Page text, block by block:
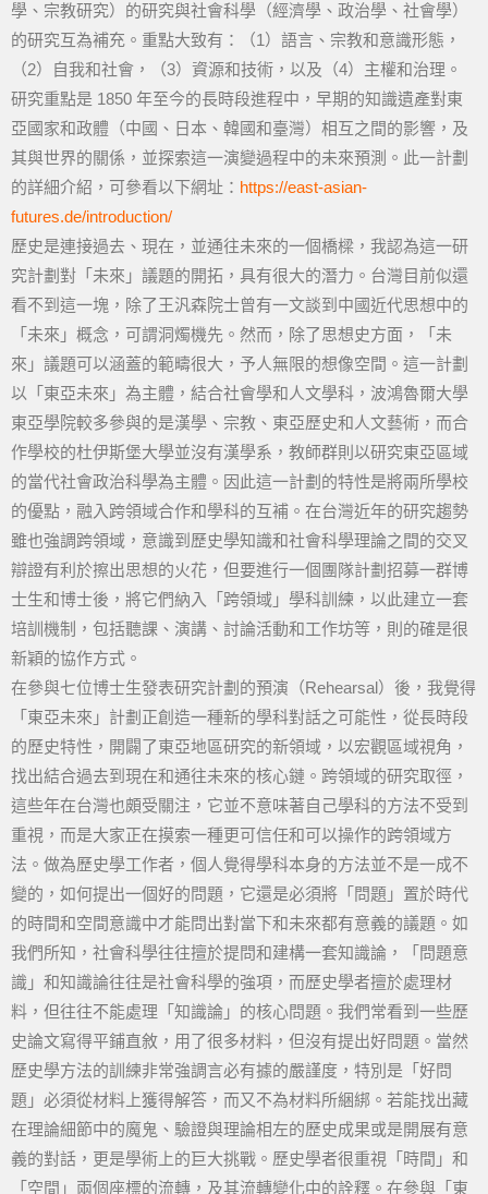
學、宗教研究）的研究與社會科學（經濟學、政治學、社會學）
的研究互為補充。重點大致有：（1）語言、宗教和意識形態，
（2）自我和社會，（3）資源和技術，以及（4）主權和治理。
研究重點是 1850 年至今的長時段進程中，早期的知識遺產對東
亞國家和政體（中國、日本、韓國和臺灣）相互之間的影響，及
其與世界的關係，並探索這一演變過程中的未來預測。此一計劃
的詳細介紹，可參看以下網址： https://east-asian-
futures.de/introduction/
歷史是連接過去、現在，並通往未來的一個橋樑，我認為這一研
究計劃對「未來」議題的開拓，具有很大的潛力。台灣目前似還
看不到這一塊，除了王汎森院士曾有一文談到中國近代思想中的
「未來」概念，可謂洞燭機先。然而，除了思想史方面，「未
來」議題可以涵蓋的範疇很大，予人無限的想像空間。這一計劃
以「東亞未來」為主體，結合社會學和人文學科，波鴻魯爾大學
東亞學院較多參與的是漢學、宗教、東亞歷史和人文藝術，而合
作學校的杜伊斯堡大學並沒有漢學系，教師群則以研究東亞區域
的當代社會政治科學為主體。因此這一計劃的特性是將兩所學校
的優點，融入跨領域合作和學科的互補。在台灣近年的研究趨勢
雖也強調跨領域，意識到歷史學知識和社會科學理論之間的交叉
辯證有利於擦出思想的火花，但要進行一個團隊計劃招募一群博
士生和博士後，將它們納入「跨領域」學科訓練，以此建立一套
培訓機制，包括聽課、演講、討論活動和工作坊等，則的確是很
新穎的協作方式。
在參與七位博士生發表研究計劃的預演（Rehearsal）後，我覺得
「東亞未來」計劃正創造一種新的學科對話之可能性，從長時段
的歷史特性，開闢了東亞地區研究的新領域，以宏觀區域視角，
找出結合過去到現在和通往未來的核心鏈。跨領域的研究取徑，
這些年在台灣也頗受關注，它並不意味著自己學科的方法不受到
重視，而是大家正在摸索一種更可信任和可以操作的跨領域方
法。做為歷史學工作者，個人覺得學科本身的方法並不是一成不
變的，如何提出一個好的問題，它還是必須將「問題」置於時代
的時間和空間意識中才能問出對當下和未來都有意義的議題。如
我們所知，社會科學往往擅於提問和建構一套知識論，「問題意
識」和知識論往往是社會科學的強項，而歷史學者擅於處理材
料，但往往不能處理「知識論」的核心問題。我們常看到一些歷
史論文寫得平鋪直敘，用了很多材料，但沒有提出好問題。當然
歷史學方法的訓練非常強調言必有據的嚴謹度，特別是「好問
題」必須從材料上獲得解答，而又不為材料所綑綁。若能找出藏
在理論細節中的魔鬼、驗證與理論相左的歷史成果或是開展有意
義的對話，更是學術上的巨大挑戰。歷史學者很重視「時間」和
「空間」兩個座標的流轉，及其流轉變化中的詮釋。在參與「東